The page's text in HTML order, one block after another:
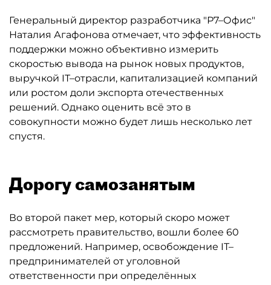
Генеральный директор разработчика "Р7–Офис"
Наталия Агафонова отмечает, что эффективность
поддержки можно объективно измерить
скоростью вывода на рынок новых продуктов,
выручкой IT–отрасли, капитализацией компаний
или ростом доли экспорта отечественных
решений. Однако оценить всё это в
совокупности можно будет лишь несколько лет
спустя.
Дорогу самозанятым
Во второй пакет мер, который скоро может
рассмотреть правительство, вошли более 60
предложений. Например, освобождение IT–
предпринимателей от уголовной
ответственности при определённых